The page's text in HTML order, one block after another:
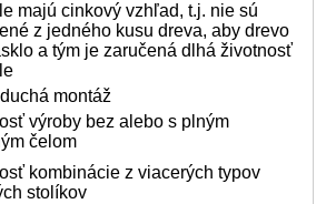
majú cinkový vzhľad, t.j. nie sú
z jedného kusu dreva, aby drevo
a tým je zaručená dlhá životnosť
montáž
výroby bez alebo s plným
čelom
kombinácie z viacerých typov
stolíkov